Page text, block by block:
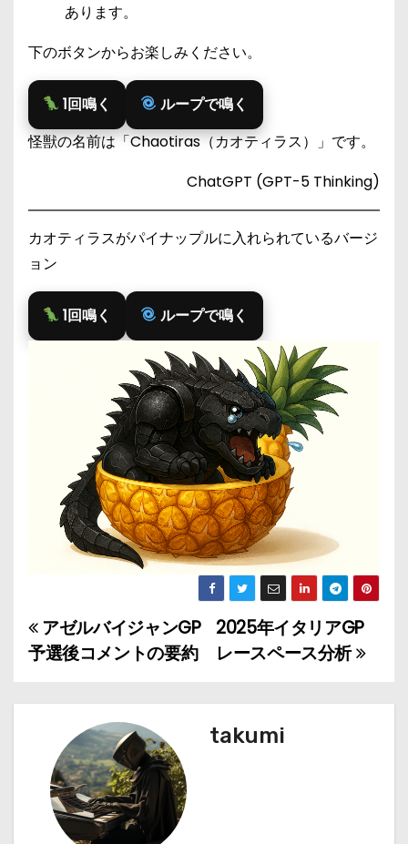
あります。
下のボタンからお楽しみください。
1回鳴く
ループで鳴く
怪獣の名前は「Chaotiras（カオティラス）」です。
ChatGPT (GPT-5 Thinking)
カオティラスがパイナップルに入れられているバージ
ョン
1回鳴く ループで鳴く
投
稿
ナ
ゲ
ー
2025年イタリアGP
レースペース分析
アゼルバイジャンGP
予選後コメントの要約
takumi